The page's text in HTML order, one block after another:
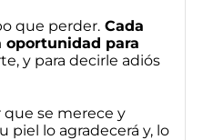
que perder.Cada
oportunidad para
y para decirle adiós
que se merece y
piel lo agradecerá y, lo